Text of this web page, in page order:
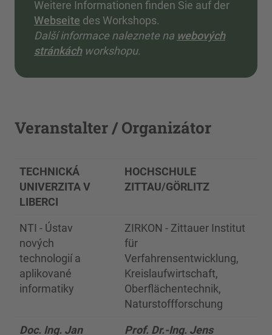
Weitere Informationen finden Sie auf der
Webseite des Workshops.
Další informace naleznete na webových
stránkáchworkshopu.
Veranstalter / Organizátor
TECHNICKÁ
UNIVERZITA V
LIBERCI
HOCHSCHULE
ZITTAU/GÖRLITZ
NTI - Ústav
nových
technologií a
aplikované
informatiky
ZIRKON - Zittauer Institut
für
Verfahrensentwicklung,
Kreislaufwirtschaft,
Oberflächentechnik,
Naturstoffforschung
Doc. Ing. Jan Prof. Dr.-Ing. Jens